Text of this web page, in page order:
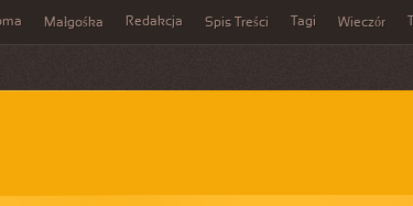
Małgośka Redakcja Spis Treści Tagi Wieczór